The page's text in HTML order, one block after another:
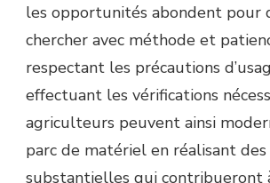
les opportunités abondent pour
chercher avec méthode et
respectant les précautions
effectuant les vérifications
agriculteurs peuvent ainsi
parc de matériel en réalisant des
substantielles qui contribueront